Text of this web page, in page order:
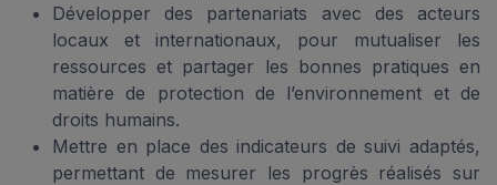
Développer des partenariats avec des acteurs
locaux et internationaux, pour mutualiser les
ressources et partager les bonnes pratiques en
matière de protection de l’environnement et de
droits humains.
Mettre en place des indicateurs de suivi adaptés,
permettant de mesurer les progrès réalisés sur